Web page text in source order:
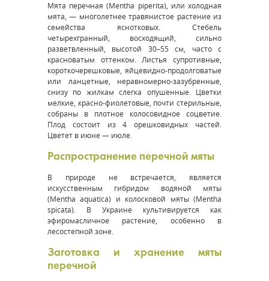
Мята перечная (Mentha piperita), или холодная
мята, — многолетнее травянистое растение из
семейства яснотковых. Стебель
четырехгранный, восходящий, сильно
разветвленный, высотой 30–55 см, часто с
красноватым оттенком. Листья супротивные,
короткочерешковые, яйцевидно-продолговатые
или ланцетные, неравномерно-зазубренные,
снизу по жилкам слегка опушенные. Цветки
мелкие, красно-фиолетовые, почти стерильные,
собраны в плотное колосовидное соцветие.
Плод состоит из 4 орешковидных частей.
Цветет в июне — июле.
Распространение перечной мяты
В природе не встречается, является
искусственным гибридом водяной мяты
(Mentha aquatica) и колосковой мяты (Mentha
spicata). В Украине культивируется как
эфиромасличное растение, особенно в
лесостепной зоне.
Заготовка и хранение мяты
перечной